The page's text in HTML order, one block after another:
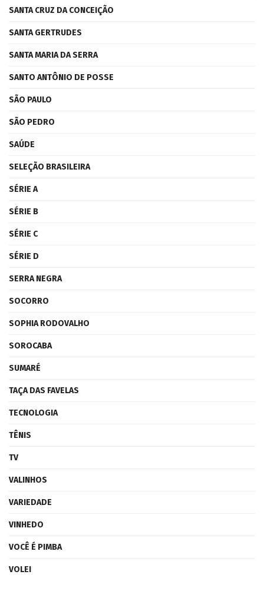
SANTA CRUZ DA CONCEIÇÃO
SANTA GERTRUDES
SANTA MARIA DA SERRA
SANTO ANTÔNIO DE POSSE
SÃO PAULO
SÃO PEDRO
SAÚDE
SELEÇÃO BRASILEIRA
SÉRIE A
SÉRIE B
SÉRIE C
SÉRIE D
SERRA NEGRA
SOCORRO
SOPHIA RODOVALHO
SOROCABA
SUMARÉ
TAÇA DAS FAVELAS
TECNOLOGIA
TÊNIS
TV
VALINHOS
VARIEDADE
VINHEDO
VOCÊ É PIMBA
VOLEI